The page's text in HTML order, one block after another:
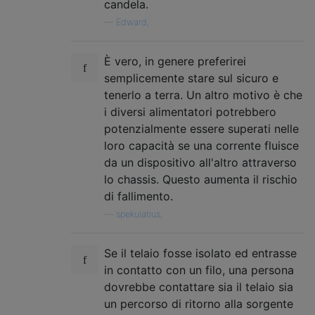
candela.
Edward,
È vero, in genere preferirei
semplicemente stare sul sicuro e
tenerlo a terra. Un altro motivo è che
i diversi alimentatori potrebbero
potenzialmente essere superati nelle
loro capacità se una corrente fluisce
da un dispositivo all'altro attraverso
lo chassis. Questo aumenta il rischio
di fallimento.
spekulatius,
Se il telaio fosse isolato ed entrasse
in contatto con un filo, una persona
dovrebbe contattare sia il telaio sia
un percorso di ritorno alla sorgente